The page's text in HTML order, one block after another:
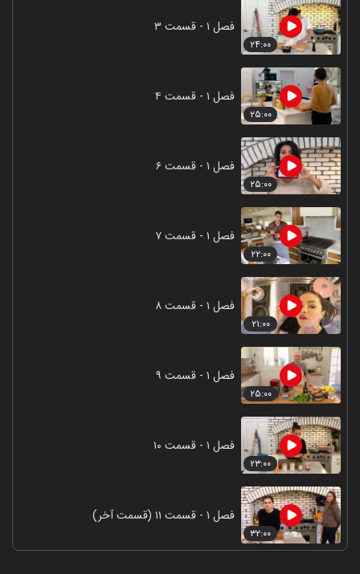
۲۴:۰۰
فصل ۱ - قسمت ۳
۲۵:۰۰
فصل ۱ - قسمت ۴
۲۵:۰۰
فصل ۱ - قسمت ۶
۲۲:۰۰
فصل ۱ - قسمت ۷
۲۱:۰۰
فصل ۱ - قسمت ۸
۲۵:۰۰
فصل ۱ - قسمت ۹
۲۳:۰۰
فصل ۱ - قسمت ۱۰
۳۲:۰۰
فصل ۱ - قسمت ۱۱ (قسمت آخر)